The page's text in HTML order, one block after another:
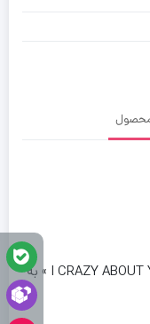
شعر حک شده بر روی جعبه ی هدیه ، « I CRAZY ABOUT YOU » به